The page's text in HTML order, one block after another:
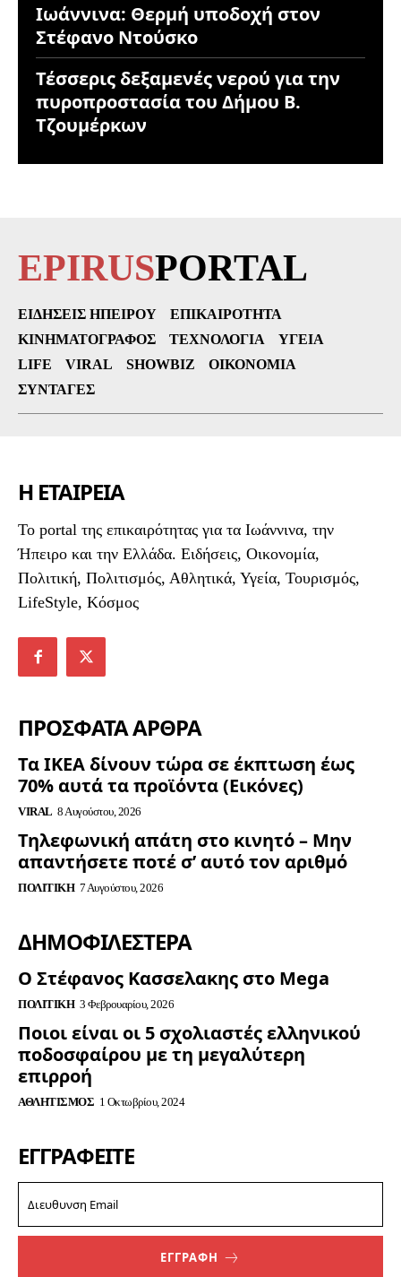
Ιωάννινα: Θερμή υποδοχή στον
Στέφανο Ντούσκο
Τέσσερις δεξαμενές νερού για την
πυροπροστασία του Δήμου Β.
Τζουμέρκων
EPIRUSPORTAL
ΕΙΔΉΣΕΙΣ ΗΠΕΊΡΟΥ
ΕΠΙΚΑΙΡΌΤΗΤΑ
ΚΙΝΗΜΑΤΟΓΡΆΦΟΣ
ΤΕΧΝΟΛΟΓΊΑ
ΥΓΕΊΑ
LIFE
VIRAL SHOWBIZ
ΟΙΚΟΝΟΜΊΑ
ΣΥΝΤΑΓΈΣ
Η ΕΤΑΙΡΕΙΑ
To portal της επικαιρότητας για τα Ιωάννινα, την
Ήπειρο και την Ελλάδα. Ειδήσεις, Οικονομία,
Πολιτική, Πολιτισμός, Αθλητικά, Υγεία, Τουρισμός,
LifeStyle, Κόσμος
ΠΡΟΣΦΑΤΑ ΑΡΘΡΑ
Τα ΙΚΕΑ δίνουν τώρα σε έκπτωση έως
70% αυτά τα προϊόντα (Εικόνες)
VIRAL 8 Αυγούστου, 2026
Τηλεφωνική απάτη στο κινητό – Μην
απαντήσετε ποτέ σ’ αυτό τον αριθμό
ΠΟΛΙΤΙΚΉ 7 Αυγούστου, 2026
ΔΗΜΟΦΙΛΈΣΤΕΡΑ
Ο Στέφανος Κασσελακης στο Mega
ΠΟΛΙΤΙΚΉ 3 Φεβρουαρίου, 2026
Ποιοι είναι οι 5 σχολιαστές ελληνικού
ποδοσφαίρου με τη μεγαλύτερη
επιρροή
ΑΘΛΗΤΙΣΜΌΣ 1 Οκτωβρίου, 2024
ΕΓΓΡΑΦΕΊΤΕ
ΕΓΓΡΑΦΗ